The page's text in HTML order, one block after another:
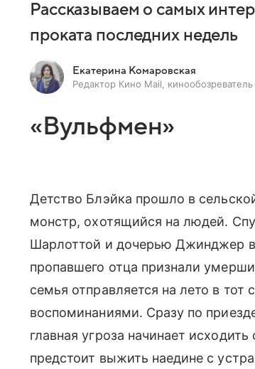
Рассказываем о самых
проката последних недель
Екатерина Комаровская
Редактор Кино Mail, кинообозреватель
«Вульфмен»
Детство Блэйка прошло в
монстр, охотящийся на людей.
Шарлоттой и дочерью Джинджер в
пропавшего отца признали
семья отправляется на лето в
воспоминаниями. Сразу по
главная угроза начинает
предстоит выжить наедине с